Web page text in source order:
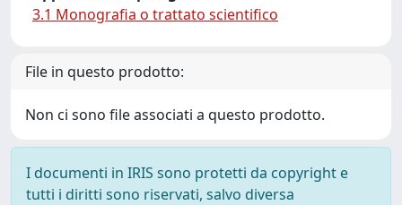
3.1 Monografia o trattato scientifico
File in questo prodotto:
Non ci sono file associati a questo prodotto.
I documenti in IRIS sono protetti da copyright e
tutti i diritti sono riservati, salvo diversa